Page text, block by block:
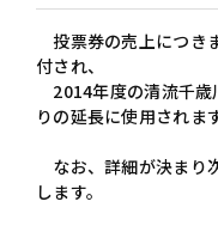
投票券の売上につき
付され、
2014年度の清流千歳
りの延長に使用されます
なお、詳細が決まり
します。